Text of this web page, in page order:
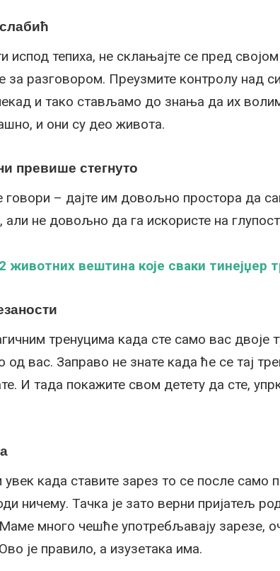
испод тепиха, не склањајте се пред
за разговором. Преузмите контролу над
и тако стављамо до знања да их
и они су део живота.
превише стегнуто
– дајте им довољно простора да
али не довољно да га искористе на
животних вештина које сваки тинејџер
тренуцима када сте само вас двоје
вас. Заправо не знате када ће се тај
И тада покажите свом детету да сте,
када ставите зарез то се после само
ничему. Тачка је зато верни пријатељ
много чешће употребљавају зарезе,
је правило, а изузетака има.